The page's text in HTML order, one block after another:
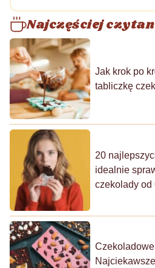
Najczęściej
Jak krok po
tabliczkę
20
idealnie
czekolady od